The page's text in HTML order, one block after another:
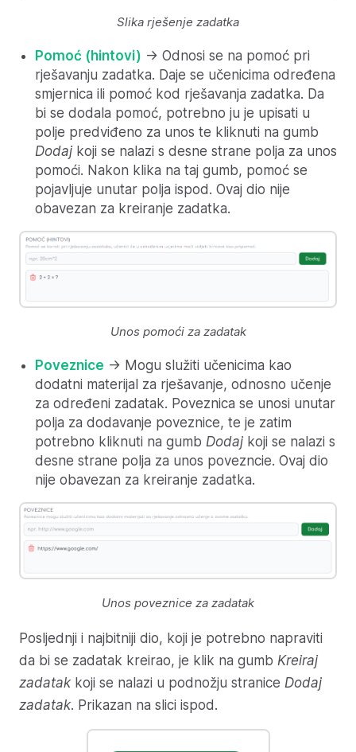
Slika rješenje zadatka
Pomoć (hintovi) -> Odnosi se na pomoć pri
rješavanju zadatka. Daje se učenicima određena
smjernica ili pomoć kod rješavanja zadatka. Da
bi se dodala pomoć, potrebno ju je upisati u
polje predviđeno za unos te kliknuti na gumb
Dodaj koji se nalazi s desne strane polja za unos
pomoći. Nakon klika na taj gumb, pomoć se
pojavljuje unutar polja ispod. Ovaj dio nije
obavezan za kreiranje zadatka.
Unos pomoći za zadatak
Poveznice -> Mogu služiti učenicima kao
dodatni materijal za rješavanje, odnosno učenje
za određeni zadatak. Poveznica se unosi unutar
polja za dodavanje poveznice, te je zatim
potrebno kliknuti na gumb Dodaj koji se nalazi s
desne strane polja za unos povezncie. Ovaj dio
nije obavezan za kreiranje zadatka.
Unos poveznice za zadatak
Posljednji i najbitniji dio, koji je potrebno napraviti
da bi se zadatak kreirao, je klik na gumb Kreiraj
zadatak koji se nalazi u podnožju stranice Dodaj
zadatak. Prikazan na slici ispod.